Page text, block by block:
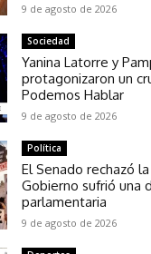
9 de agosto de 2026
Sociedad
Yanina Latorre y
protagonizaron un
Podemos Hablar
9 de agosto de 2026
Política
El Senado rechazó
Gobierno sufrió una
parlamentaria
9 de agosto de 2026